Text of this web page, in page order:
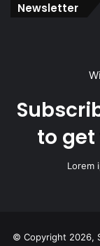
Newsletter
to
Lorem
© Copyright 2026,